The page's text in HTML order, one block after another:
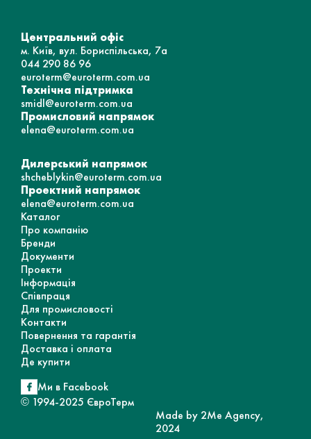
Центральний офіс
м. Київ, вул. Бориспільська, 7а
044 290 86 96
euroterm@euroterm.com.ua
Технічна підтримка
smidl@euroterm.com.ua
Промисловий напрямок
elena@euroterm.com.ua
Дилерський напрямок
shcheblykin@euroterm.com.ua
Проектний напрямок
elena@euroterm.com.ua
Каталог
Про компанію
Бренди
Документи
Проекти
Інформація
Співпраця
Для промисловості
Контакти
Повернення та гарантія
Доставка і оплата
Де купити
Ми в Facebook
© 1994-2025 ЄвроТерм
Made by 2Me Agency,
2024